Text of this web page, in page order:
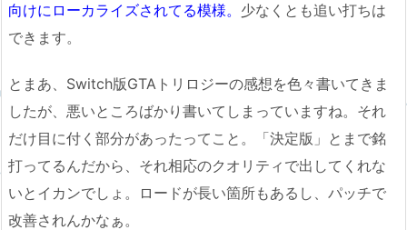
向けにローカライズされてる模様。 少なくとも追い打ちは
できます。
とまあ、Switch版GTAトリロジーの感想を色々書いてきま
したが、悪いところばかり書いてしまっていますね。それ
だけ目に付く部分があったってこと。「決定版」とまで銘
打ってるんだから、それ相応のクオリティで出してくれな
いとイカンでしょ。ロードが長い箇所もあるし、パッチで
改善されんかなぁ。